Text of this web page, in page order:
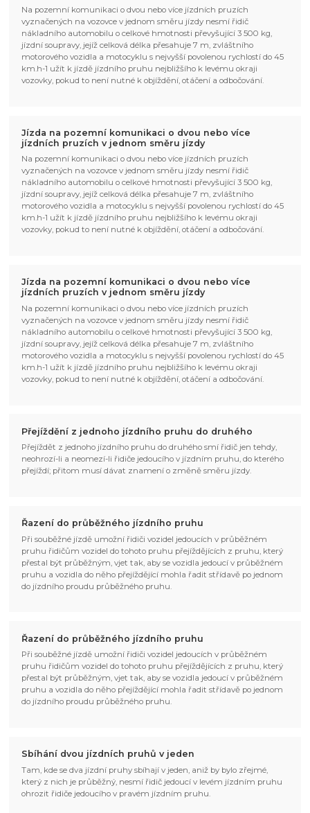
Na pozemní komunikaci o dvou nebo více jízdních pruzích
vyznačených na vozovce v jednom směru jízdy nesmí řidič
nákladního automobilu o celkové hmotnosti převyšující 3 500 kg,
jízdní soupravy, jejíž celková délka přesahuje 7 m, zvláštního
motorového vozidla a motocyklu s nejvyšší povolenou rychlostí do 45
km.h-1 užít k jízdě jízdního pruhu nejbližšího k levému okraji
vozovky, pokud to není nutné k objíždění, otáčení a odbočování.
Jízda na pozemní komunikaci o dvou nebo více
jízdních pruzích v jednom směru jízdy
Na pozemní komunikaci o dvou nebo více jízdních pruzích
vyznačených na vozovce v jednom směru jízdy nesmí řidič
nákladního automobilu o celkové hmotnosti převyšující 3 500 kg,
jízdní soupravy, jejíž celková délka přesahuje 7 m, zvláštního
motorového vozidla a motocyklu s nejvyšší povolenou rychlostí do 45
km.h-1 užít k jízdě jízdního pruhu nejbližšího k levému okraji
vozovky, pokud to není nutné k objíždění, otáčení a odbočování.
Jízda na pozemní komunikaci o dvou nebo více
jízdních pruzích v jednom směru jízdy
Na pozemní komunikaci o dvou nebo více jízdních pruzích
vyznačených na vozovce v jednom směru jízdy nesmí řidič
nákladního automobilu o celkové hmotnosti převyšující 3 500 kg,
jízdní soupravy, jejíž celková délka přesahuje 7 m, zvláštního
motorového vozidla a motocyklu s nejvyšší povolenou rychlostí do 45
km.h-1 užít k jízdě jízdního pruhu nejbližšího k levému okraji
vozovky, pokud to není nutné k objíždění, otáčení a odbočování.
Přejíždění z jednoho jízdního pruhu do druhého
Přejíždět z jednoho jízdního pruhu do druhého smí řidič jen tehdy,
neohrozí-li a neomezí-li řidiče jedoucího v jízdním pruhu, do kterého
přejíždí; přitom musí dávat znamení o změně směru jízdy.
Řazení do průběžného jízdního pruhu
Při souběžné jízdě umožní řidiči vozidel jedoucích v průběžném
pruhu řidičům vozidel do tohoto pruhu přejíždějících z pruhu, který
přestal být průběžným, vjet tak, aby se vozidla jedoucí v průběžném
pruhu a vozidla do něho přejíždějící mohla řadit střídavě po jednom
do jízdního proudu průběžného pruhu.
Řazení do průběžného jízdního pruhu
Při souběžné jízdě umožní řidiči vozidel jedoucích v průběžném
pruhu řidičům vozidel do tohoto pruhu přejíždějících z pruhu, který
přestal být průběžným, vjet tak, aby se vozidla jedoucí v průběžném
pruhu a vozidla do něho přejíždějící mohla řadit střídavě po jednom
do jízdního proudu průběžného pruhu.
Sbíhání dvou jízdních pruhů v jeden
Tam, kde se dva jízdní pruhy sbíhají v jeden, aniž by bylo zřejmé,
který z nich je průběžný, nesmí řidič jedoucí v levém jízdním pruhu
ohrozit řidiče jedoucího v pravém jízdním pruhu.